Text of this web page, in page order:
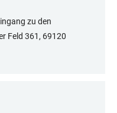
zu den
Feld 361, 69120